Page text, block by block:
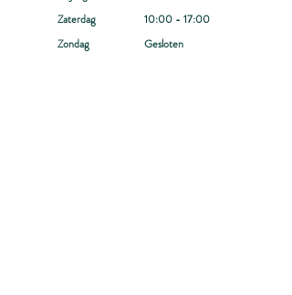
Zaterdag
Zondag
10:00 - 17:00
Gesloten